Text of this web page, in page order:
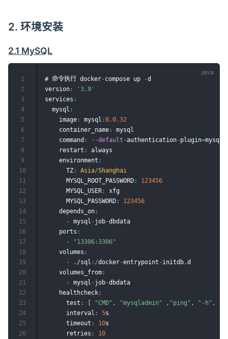
2. 环境安装
2.1 MySQL
# 命令执行 docker- compose up -d
version :
'3.9'
services :
  mysql
:
    image
: mysql :8.0.32
    container_name
:
mysql
    command
: --default -authentication- plugin=
    restart
:
always
    environment
:
      TZ
: Asia/Shanghai
      MYSQL_ROOT_PASSWORD
:
123456
      MYSQL_USER
:
xfg
      MYSQL_PASSWORD
:
123456
    depends_on
:
-
mysql - job-dbdata
    ports
:
-
"13306:3306"
    volumes
:
-
. /sql : /docker-entrypoint - initdb .d
    volumes_from
:
-
mysql - job-dbdata
    healthcheck
:
      test
: "CMD" , "mysqladmin" , "ping" , "-h" ,
      interval
: 5s
      timeout
: 10s
      retries
:
10
1
2
3
4
5
6
7
8
9
10
11
12
13
14
15
16
17
18
19
20
21
22
23
24
25
26